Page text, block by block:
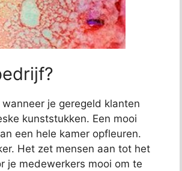
je geregeld klanten
kunststukken. Een mooi
een hele kamer opfleuren.
Het zet mensen aan tot het
je medewerkers mooi om te